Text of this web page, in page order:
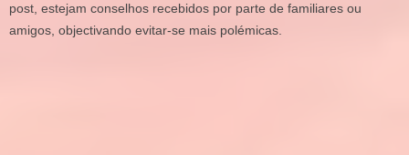
post, estejam conselhos recebidos por parte de familiares ou
amigos, objectivando evitar-se mais polémicas.